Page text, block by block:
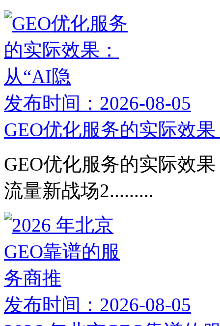
发布时间：2026-08-05
GEO优化服务的实际效
GEO优化服务的实际效
流量新战场2.........
发布时间：2026-08-05